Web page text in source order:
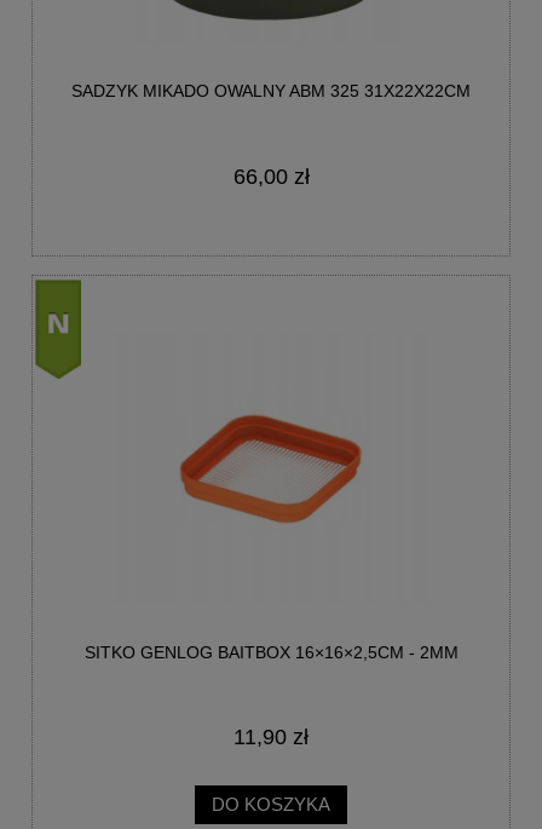
SADZYK MIKADO OWALNY ABM 325 31X22X22CM
66,00 zł
SITKO GENLOG BAITBOX 16×16×2,5CM - 2MM
11,90 zł
DO KOSZYKA